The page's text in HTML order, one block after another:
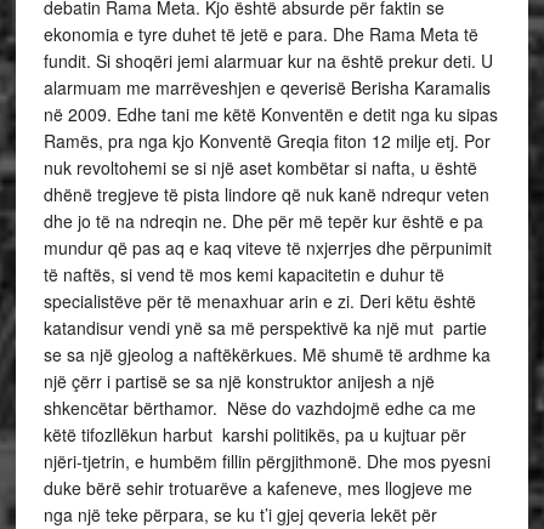
debatin Rama Meta. Kjo është absurde për faktin se
ekonomia e tyre duhet të jetë e para. Dhe Rama Meta të
fundit. Si shoqëri jemi alarmuar kur na është prekur deti. U
alarmuam me marrëveshjen e qeverisë Berisha Karamalis
në 2009. Edhe tani me këtë Konventën e detit nga ku sipas
Ramës, pra nga kjo Konventë Greqia fiton 12 milje etj. Por
nuk revoltohemi se si një aset kombëtar si nafta, u është
dhënë tregjeve të pista lindore që nuk kanë ndrequr veten
dhe jo të na ndreqin ne. Dhe për më tepër kur është e pa
mundur që pas aq e kaq viteve të nxjerrjes dhe përpunimit
të naftës, si vend të mos kemi kapacitetin e duhur të
specialistëve për të menaxhuar arin e zi. Deri këtu është
katandisur vendi ynë sa më perspektivë ka një mut partie
se sa një gjeolog a naftëkërkues. Më shumë të ardhme ka
një çërr i partisë se sa një konstruktor anijesh a një
shkencëtar bërthamor. Nëse do vazhdojmë edhe ca me
këtë tifozllëkun harbut karshi politikës, pa u kujtuar për
njëri-tjetrin, e humbëm fillin përgjithmonë. Dhe mos pyesni
duke bërë sehir trotuarëve a kafeneve, mes llogjeve me
nga një teke përpara, se ku t’i gjej qeveria lekët për